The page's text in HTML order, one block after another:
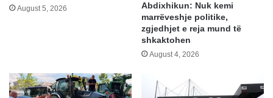
August 5, 2026
Abdixhikun: Nuk kemi
marrëveshje politike,
zgjedhjet e reja mund të
shkaktohen
August 4, 2026